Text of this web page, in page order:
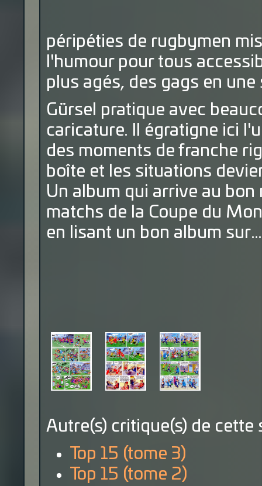
péripéties de rugbymen
l'humour pour tous
plus agés, des gags en une
Gürsel pratique avec
caricature. Il égratigne ici
des moments de franche
boîte et les situations
Un album qui arrive au
matchs de la Coupe du
en lisant un bon album
Autre(s) critique(s) de cette
Top 15 (tome 3)
Top 15 (tome 2)